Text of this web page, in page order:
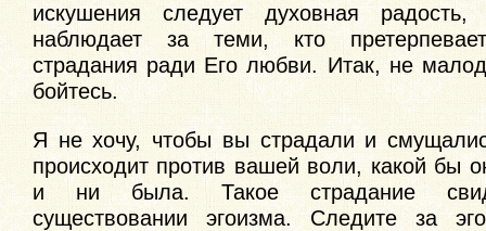
искушения следует духовная
наблюдает за теми, кто
страдания ради Его любви. Итак, не
бойтесь.
Я не хочу, чтобы вы страдали и
происходит против вашей воли, какой бы
и ни была. Такое страдание
существовании эгоизма. Следите за